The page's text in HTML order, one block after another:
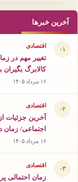
آخرین خبرها
۰۱ اقتصادی
تغییر مهم در
کالابرگ بگیران
۱۶ مرداد ۱۴۰۵
۰۲ اقتصادی
آخرین جزئیات
اجتماعی/
۱۶ مرداد ۱۴۰۵
۰۳ اقتصادی
زمان احتمالی